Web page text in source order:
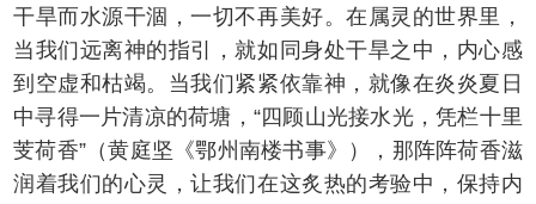
干旱而水源干涸，一切不再美好。在属灵的世界里，
当我们远离神的指引，就如同身处干旱之中，内心感
到空虚和枯竭。当我们紧紧依靠神，就像在炎炎夏日
中寻得一片清凉的荷塘，“四顾山光接水光，凭栏十里
芰荷香”（黄庭坚《鄂州南楼书事》），那阵阵荷香滋
润着我们的心灵，让我们在这炙热的考验中，保持内